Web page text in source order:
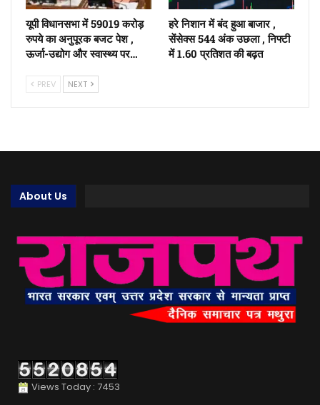
यूपी विधानसभा में 59019 करोड़
रुपये का अनुपूरक बजट पेश ,
ऊर्जा-उद्योग और स्वास्थ्य पर…
हरे निशान में बंद हुआ बाजार ,
सेंसेक्स 544 अंक उछला , निफ्टी
में 1.60 प्रतिशत की बढ़त
PREV NEXT
About Us
Views Today : 7453